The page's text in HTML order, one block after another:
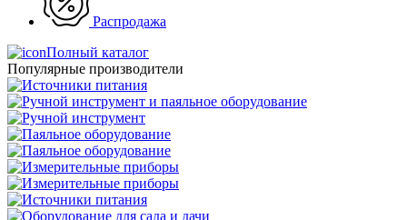
Распродажа
Полный каталог
Популярные производители